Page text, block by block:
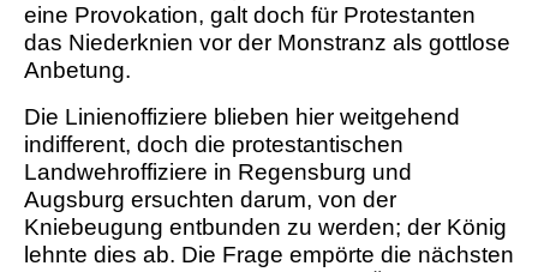
eine Provokation, galt doch für Protestanten
das Niederknien vor der Monstranz als gottlose
Anbetung.
Die Linienoffiziere blieben hier weitgehend
indifferent, doch die protestantischen
Landwehroffiziere in Regensburg und
Augsburg ersuchten darum, von der
Kniebeugung entbunden zu werden; der König
lehnte dies ab. Die Frage empörte die nächsten